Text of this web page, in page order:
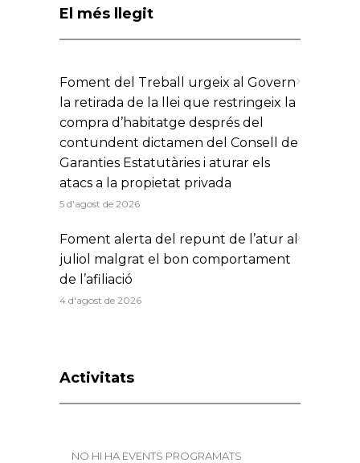
El més llegit
Foment del Treball urgeix al Govern
la retirada de la llei que restringeix la
compra d’habitatge després del
contundent dictamen del Consell de
Garanties Estatutàries i aturar els
atacs a la propietat privada
5 d'agost de 2026
Foment alerta del repunt de l’atur al
juliol malgrat el bon comportament
de l’afiliació
4 d'agost de 2026
Activitats
NO HI HA EVENTS PROGRAMATS